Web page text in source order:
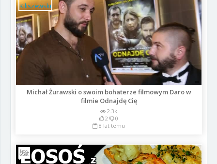
Michał Żurawski o swoim bohaterze filmowym Daro w
filmie Odnajdę Cię
2.3k
2
0
8 lat temu